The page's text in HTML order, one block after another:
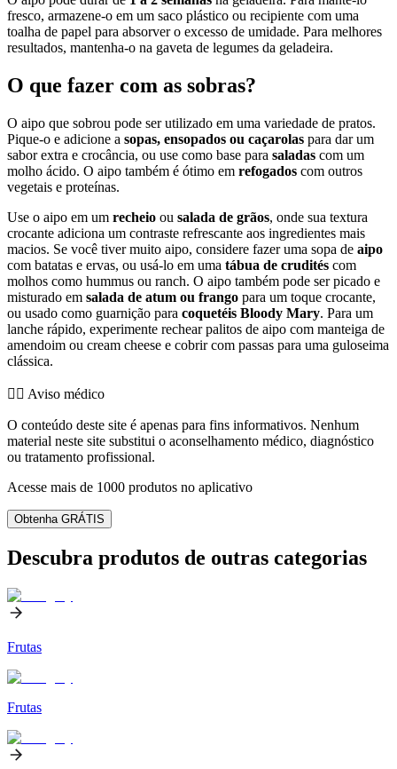
fresco, armazene-o em um saco plástico ou recipiente com uma
toalha de papel para absorver o excesso de umidade. Para melhores
resultados, mantenha-o na gaveta de legumes da geladeira.
O que fazer com as sobras?
O aipo que sobrou pode ser utilizado em uma variedade de pratos.
Pique-o e adicione a sopas, ensopados ou caçarolas para dar um
sabor extra e crocância, ou use como base para saladas com um
molho ácido. O aipo também é ótimo em refogados com outros
vegetais e proteínas.
Use o aipo em um recheio ou salada de grãos, onde sua textura
crocante adiciona um contraste refrescante aos ingredientes mais
macios. Se você tiver muito aipo, considere fazer uma sopa de aipo
com batatas e ervas, ou usá-lo em uma tábua de crudités com
molhos como hummus ou ranch. O aipo também pode ser picado e
misturado em salada de atum ou frango para um toque crocante,
ou usado como guarnição para coquetéis Bloody Mary. Para um
lanche rápido, experimente rechear palitos de aipo com manteiga de
amendoim ou cream cheese e cobrir com passas para uma guloseima
clássica.
👨‍⚕️️ Aviso médico
O conteúdo deste site é apenas para fins informativos. Nenhum
material neste site substitui o aconselhamento médico, diagnóstico
ou tratamento profissional.
Acesse mais de 1000 produtos no aplicativo
Obtenha GRÁTIS
Descubra produtos de outras categorias
Frutas
Frutas